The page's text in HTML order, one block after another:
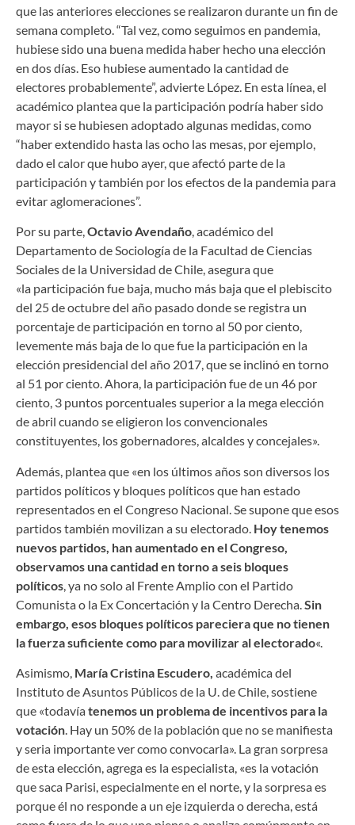
que las anteriores elecciones se realizaron durante un fin de
semana completo. “Tal vez, como seguimos en pandemia,
hubiese sido una buena medida haber hecho una elección
en dos días. Eso hubiese aumentado la cantidad de
electores probablemente”, advierte López. En esta línea, el
académico plantea que la participación podría haber sido
mayor si se hubiesen adoptado algunas medidas, como
“haber extendido hasta las ocho las mesas, por ejemplo,
dado el calor que hubo ayer, que afectó parte de la
participación y también por los efectos de la pandemia para
evitar aglomeraciones”.
Por su parte,Octavio Avendaño, académico del
Departamento de Sociología de la Facultad de Ciencias
Sociales de la Universidad de Chile, asegura que
«la participación fue baja, mucho más baja que el plebiscito
del 25 de octubre del año pasado donde se registra un
porcentaje de participación en torno al 50 por ciento,
levemente más baja de lo que fue la participación en la
elección presidencial del año 2017, que se inclinó en torno
al 51 por ciento. Ahora, la participación fue de un 46 por
ciento, 3 puntos porcentuales superior a la mega elección
de abril cuando se eligieron los convencionales
constituyentes, los gobernadores, alcaldes y concejales».
Además, plantea que «en los últimos años son diversos los
partidos políticos y bloques políticos que han estado
representados en el Congreso Nacional. Se supone que esos
partidos también movilizan a su electorado. Hoy tenemos
nuevos partidos, han aumentado en el Congreso,
observamos una cantidad en torno a seis bloques
políticos , ya no solo al Frente Amplio con el Partido
Comunista o la Ex Concertación y la Centro Derecha. Sin
embargo, esos bloques políticos pareciera que no tienen
la fuerza suficiente como para movilizar al electorado«.
Asimismo, María Cristina Escudero, académica del
Instituto de Asuntos Públicos de la U. de Chile, sostiene
que «todavíatenemos un problema de incentivos para la
votación. Hay un 50% de la población que no se manifiesta
y seria importante ver como convocarla». La gran sorpresa
de esta elección, agrega es la especialista, «es la votación
que saca Parisi, especialmente en el norte, y la sorpresa es
porque él no responde a un eje izquierda o derecha, está